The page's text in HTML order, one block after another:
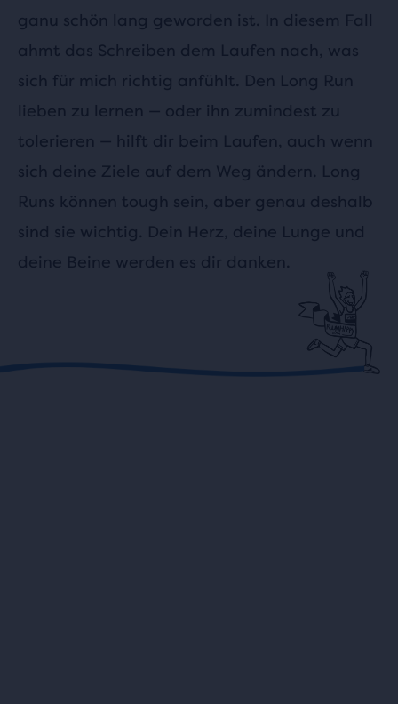
ganu schön lang geworden ist. In diesem Fall
ahmt das Schreiben dem Laufen nach, was
sich für mich richtig anfühlt. Den Long Run
lieben zu lernen — oder ihn zumindest zu
tolerieren — hilft dir beim Laufen, auch wenn
sich deine Ziele auf dem Weg ändern. Long
Runs können tough sein, aber genau deshalb
sind sie wichtig. Dein Herz, deine Lunge und
deine Beine werden es dir danken.